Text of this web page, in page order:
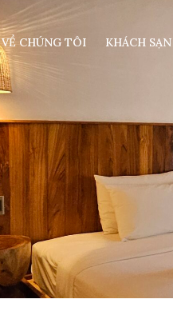
VỀ CHÚNG TÔI KHÁCH SẠN